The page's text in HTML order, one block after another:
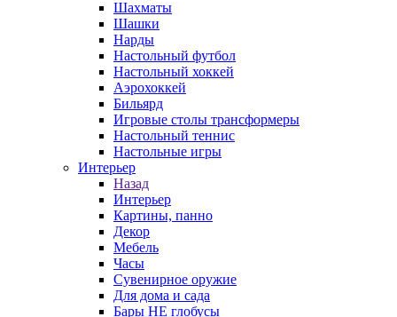
Шахматы
Шашки
Нарды
Настольный футбол
Настольный хоккей
Аэрохоккей
Бильярд
Игровые столы трансформеры
Настольный теннис
Настольные игры
Интерьер
Назад
Интерьер
Картины, панно
Декор
Мебель
Часы
Сувенирное оружие
Для дома и сада
Бары НЕ глобусы